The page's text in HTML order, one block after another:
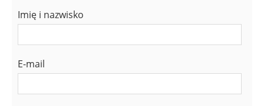
Imię i nazwisko
E-mail